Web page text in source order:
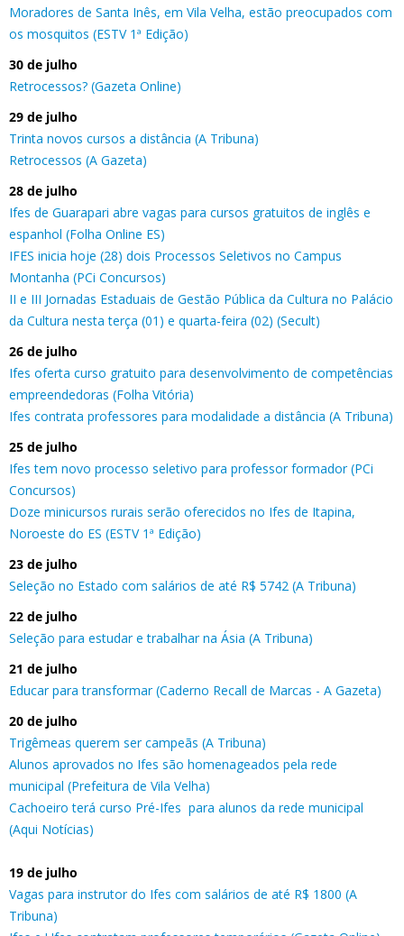
Moradores de Santa Inês, em Vila Velha, estão preocupados com
os mosquitos (ESTV 1ª Edição)
30 de julho
Retrocessos? (Gazeta Online)
29 de julho
Trinta novos cursos a distância (A Tribuna)
Retrocessos (A Gazeta)
28 de julho
Ifes de Guarapari abre vagas para cursos gratuitos de inglês e
espanhol (Folha Online ES)
IFES inicia hoje (28) dois Processos Seletivos no Campus
Montanha (PCi Concursos)
II e III Jornadas Estaduais de Gestão Pública da Cultura no Palácio
da Cultura nesta terça (01) e quarta-feira (02) (Secult)
26 de julho
Ifes oferta curso gratuito para desenvolvimento de competências
empreendedoras (Folha Vitória)
Ifes contrata professores para modalidade a distância (A Tribuna)
25 de julho
Ifes tem novo processo seletivo para professor formador (PCi
Concursos)
Doze minicursos rurais serão oferecidos no Ifes de Itapina,
Noroeste do ES (ESTV 1ª Edição)
23 de julho
Seleção no Estado com salários de até R$ 5742 (A Tribuna)
22 de julho
Seleção para estudar e trabalhar na Ásia (A Tribuna)
21 de julho
Educar para transformar (Caderno Recall de Marcas - A Gazeta)
20 de julho
Trigêmeas querem ser campeãs (A Tribuna)
Alunos aprovados no Ifes são homenageados pela rede
municipal (Prefeitura de Vila Velha)
Cachoeiro terá curso Pré-Ifes para alunos da rede municipal
(Aqui Notícias)
19 de julho
Vagas para instrutor do Ifes com salários de até R$ 1800 (A
Tribuna)